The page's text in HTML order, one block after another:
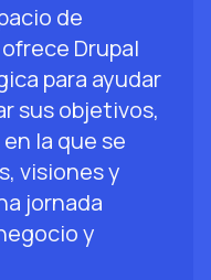
de
Drupal
para ayudar
sus objetivos,
la que se
visiones y
jornada
y